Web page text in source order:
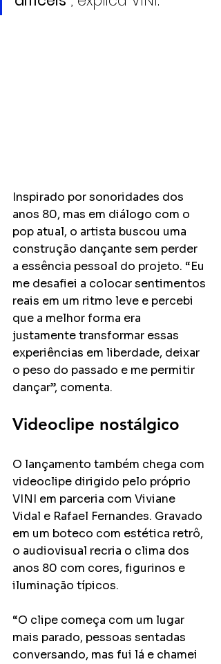
Inspirado por sonoridades dos
anos 80, mas em diálogo com o
pop atual, o artista buscou uma
construção dançante sem perder
a essência pessoal do projeto. “Eu
me desafiei a colocar sentimentos
reais em um ritmo leve e percebi
que a melhor forma era
justamente transformar essas
experiências em liberdade, deixar
o peso do passado e me permitir
dançar”, comenta.
Videoclipe nostálgico
O lançamento também chega com
videoclipe dirigido pelo próprio
VINI em parceria com Viviane
Vidal e Rafael Fernandes. Gravado
em um boteco com estética retrô,
o audiovisual recria o clima dos
anos 80 com cores, figurinos e
iluminação típicos.
“O clipe começa com um lugar
mais parado, pessoas sentadas
conversando, mas fui lá e chamei